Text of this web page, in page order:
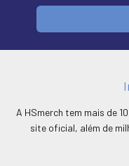
A HSmerch tem mais de
site oficial, além de